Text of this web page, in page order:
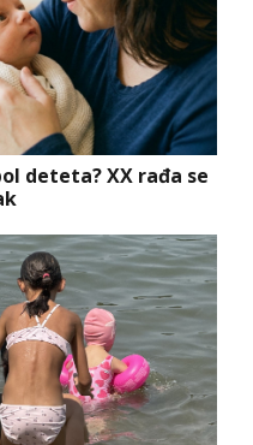
deteta? XX rađa se